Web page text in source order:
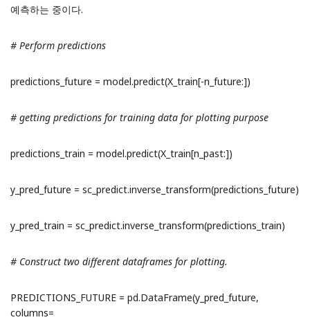
예측하는 중이다.
# Perform predictions
predictions_future = model.predict(X_train[-n_future:])
# getting predictions for training data for plotting purpose
predictions_train = model.predict(X_train[n_past:])
y_pred_future = sc_predict.inverse_transform(predictions_future)
y_pred_train = sc_predict.inverse_transform(predictions_train)
# Construct two different dataframes for plotting.
PREDICTIONS_FUTURE = pd.DataFrame(y_pred_future,
columns=